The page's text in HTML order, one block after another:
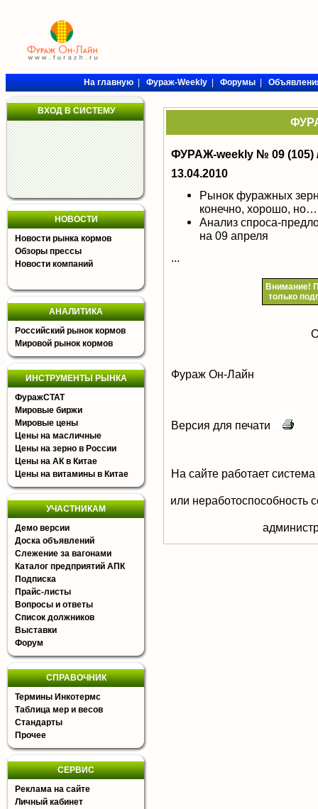
На главную|Фураж-Weekly|Форумы|
ВХОД В СИСТЕМУ
НОВОСТИ
Новости рынка кормов
Обзоры прессы
Новости компаний
АНАЛИТИКА
Российский рынок кормов
Мировой рынок кормов
ИНСТРУМЕНТЫ РЫНКА
ФуражСТАТ
Мировые биржи
Мировые цены
Цены на масличные
Цены на зерно в России
Цены на АК в Китае
Цены на витамины в Китае
УЧАСТНИКАМ
Демо версии
Доска объявлений
Слежение за вагонами
Каталог предприятий АПК
Подписка
Прайс-листы
Вопросы и ответы
Список должников
Выставки
Форум
СПРАВОЧНИК
Термины Инкотермс
Таблица мер и весов
Стандарты
Прочее
СЕРВИС
Реклама на сайте
Личный кабинет
ФУРАЖ-weekly № 09 (105)
13.04.2010
Рынок фуражных
конечно, хорошо, но…
Анализ спроса-
на 09 апреля
...
Внимание!
только
Фураж Он-Лайн
Версия для печати
На сайте работает
или неработоспособность